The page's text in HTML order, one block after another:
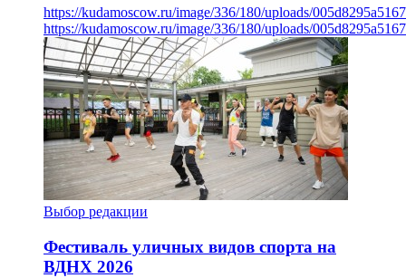
https://kudamoscow.ru/image/336/180/uploads/
https://kudamoscow.ru/image/336/180/uploads/
Выбор редакции
Фестиваль уличных видов спорта на
ВДНХ 2026